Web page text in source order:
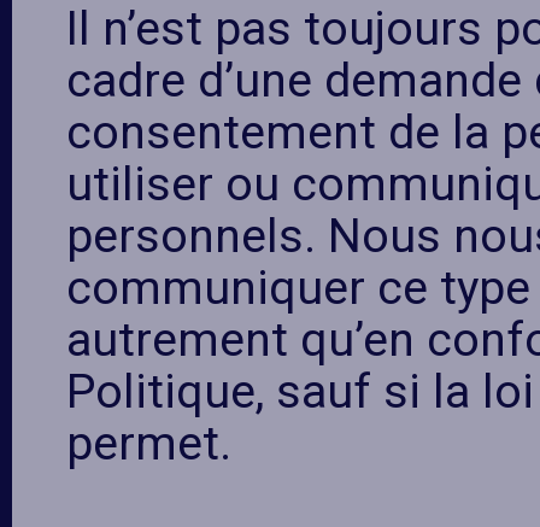
Il n’est pas toujours
cadre d’une demande
consentement de la
utiliser ou
personnels. Nous
communiquer ce
autrement qu’en
Politique, sauf si la
permet.